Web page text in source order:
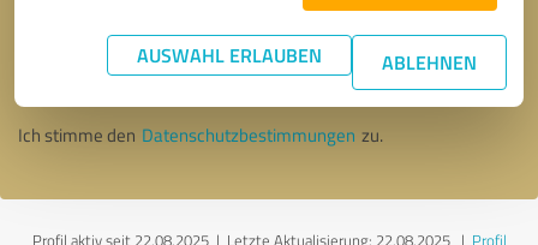
AUSWAHL ERLAUBEN ABLEHNEN
* Erforderliche Angaben
Nachricht senden
Ich stimme den Datenschutzbestimmungen zu.
Profil aktiv seit 22.08.2025 | Letzte Aktualisierung: 22.08.2025| Profil